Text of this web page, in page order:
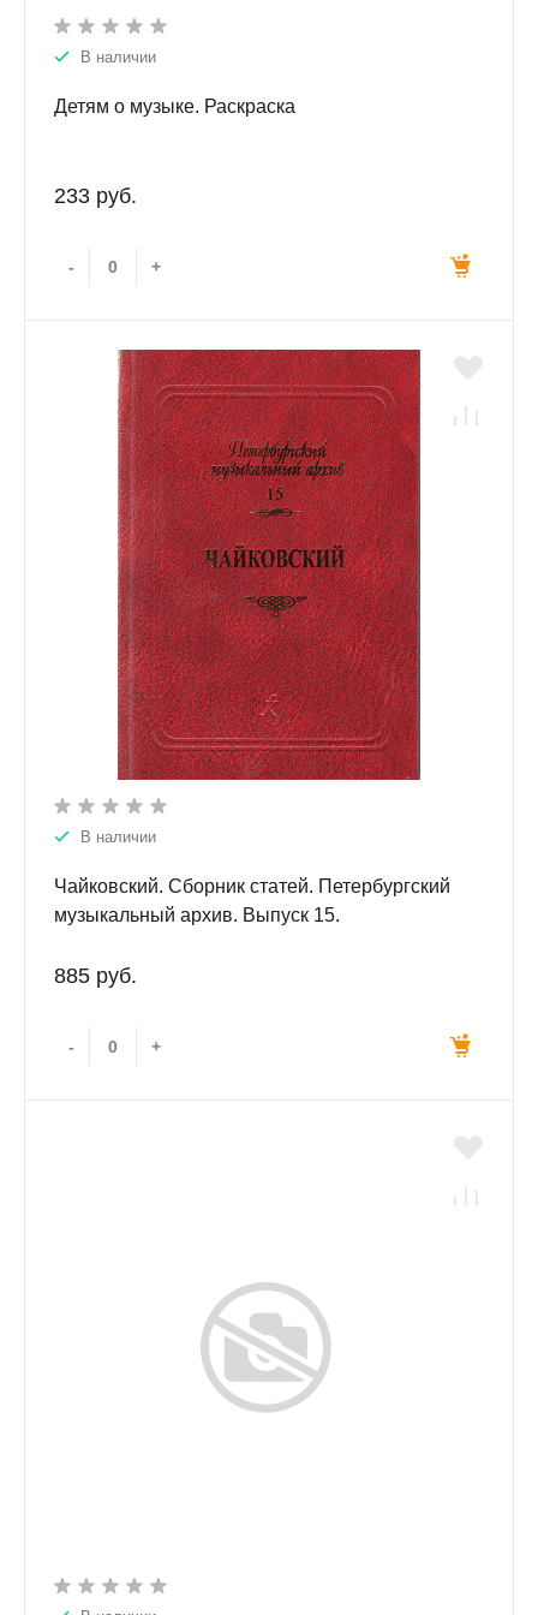
В наличии
Детям о музыке. Раскраска
233 руб.
- +
В наличии
Чайковский. Сборник статей. Петербургский
музыкальный архив. Выпуск 15.
885 руб.
- +